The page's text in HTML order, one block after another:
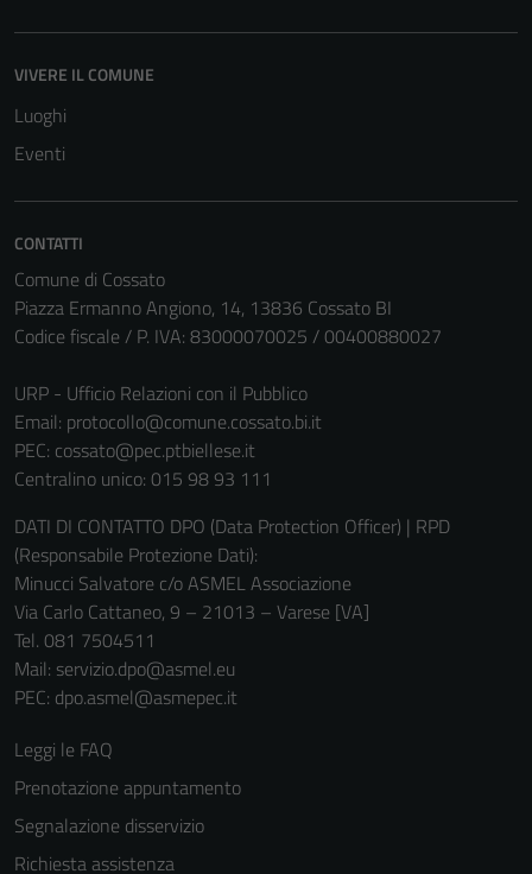
VIVERE IL COMUNE
Luoghi
Eventi
CONTATTI
Comune di Cossato
Piazza Ermanno Angiono, 14, 13836 Cossato BI
Codice fiscale / P. IVA: 83000070025 / 00400880027
URP - Ufficio Relazioni con il Pubblico
Email: protocollo@comune.cossato.bi.it
PEC: cossato@pec.ptbiellese.it
Centralino unico: 015 98 93 111
DATI DI CONTATTO DPO (Data Protection Officer) | RPD
(Responsabile Protezione Dati):
Minucci Salvatore c/o ASMEL Associazione
Via Carlo Cattaneo, 9 – 21013 – Varese [VA]
Tel. 081 7504511
Mail: servizio.dpo@asmel.eu
PEC: dpo.asmel@asmepec.it
Leggi le FAQ
Prenotazione appuntamento
Segnalazione disservizio
Richiesta assistenza
Tecnici
sono necessari
per il
possono
disabilitati.
Questi cookie